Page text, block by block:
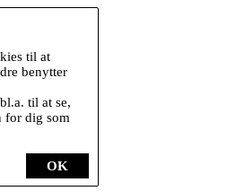
OK
til at
benytter
til at se,
for dig som